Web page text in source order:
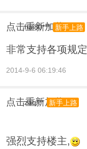
点击重新加载
hai80*** 新手上路
非常支持各项规定
2014-9-6 06:19:46
点击重新加载
zaq*** 新手上路
强烈支持楼主,